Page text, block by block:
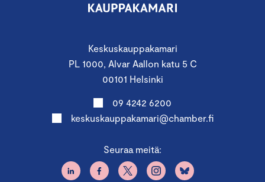
Keskuskauppakamari
PL 1000, Alvar Aallon katu 5 C
00101 Helsinki
09 4242 6200
keskuskauppakamari@chamber.fi
Seuraa meitä: